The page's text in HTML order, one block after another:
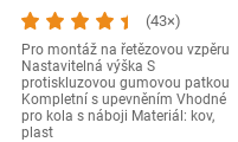
(43×)
Pro montáž na řetězovou vzpěru
Nastavitelná výška S
protiskluzovou gumovou patkou
Kompletní s upevněním Vhodné
pro kola s náboji Materiál: kov,
plast